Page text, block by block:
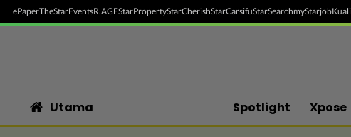
ePaperTheStarEventsR.AGEStarPropertyStarCherishStarCarsifuStarSearchmyStarjobKuali
Utama Spotlight Xpose